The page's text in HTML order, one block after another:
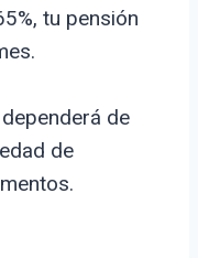
tu pensión
de
de